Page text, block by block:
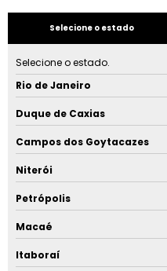
Selecione o estado
Selecione o estado.
Rio de Janeiro
Duque de Caxias
Campos dos Goytacazes
Niterói
Petrópolis
Macaé
Itaboraí